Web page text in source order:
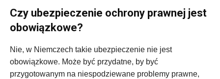
Czy ubezpieczenie ochrony prawnej jest
obowiązkowe?
Nie, w Niemczech takie ubezpieczenie nie jest
obowiązkowe. Może być przydatne, by być
przygotowanym na niespodziewane problemy prawne,